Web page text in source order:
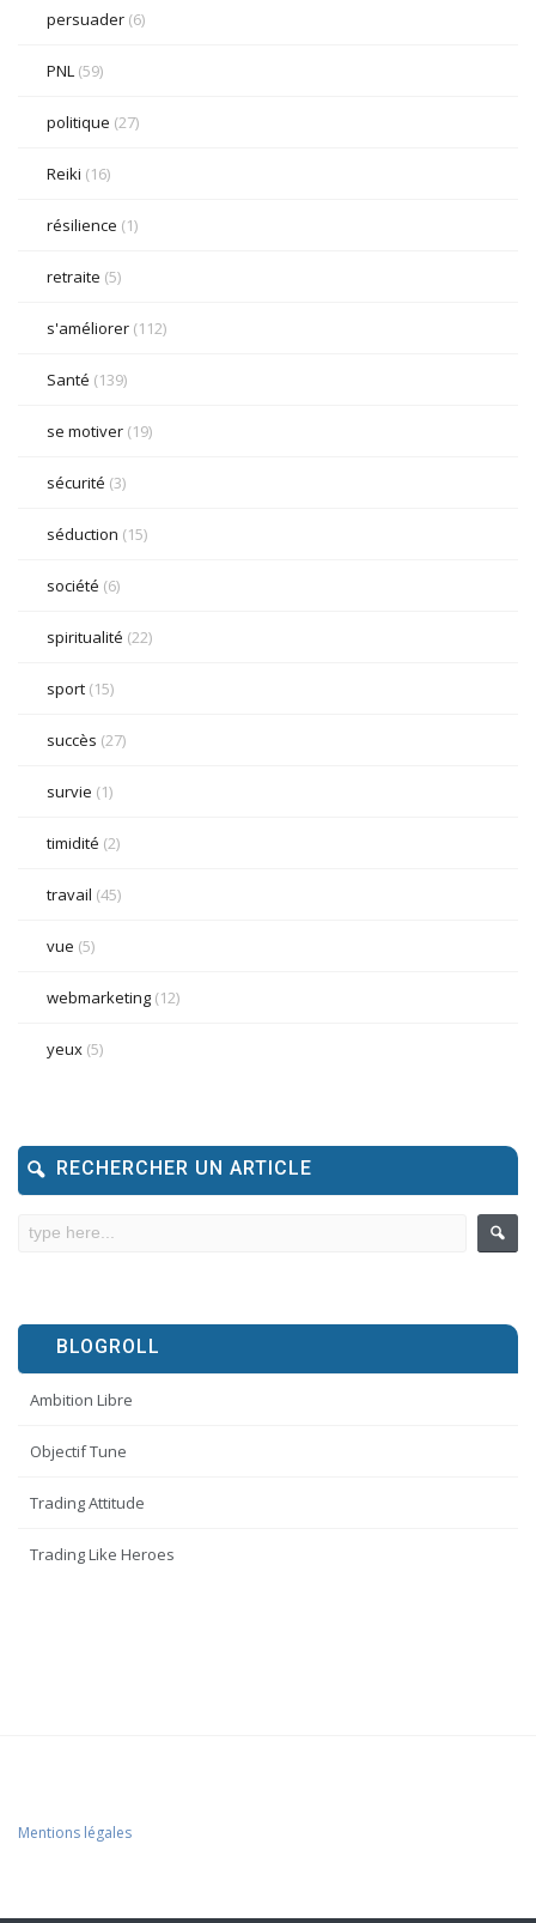
persuader (6)
PNL (59)
politique (27)
Reiki (16)
résilience (1)
retraite (5)
s'améliorer (112)
Santé (139)
se motiver (19)
sécurité (3)
séduction (15)
société (6)
spiritualité (22)
sport (15)
succès (27)
survie (1)
timidité (2)
travail (45)
vue (5)
webmarketing (12)
yeux (5)
RECHERCHER UN ARTICLE
BLOGROLL
Ambition Libre
Objectif Tune
Trading Attitude
Trading Like Heroes
Mentions légales